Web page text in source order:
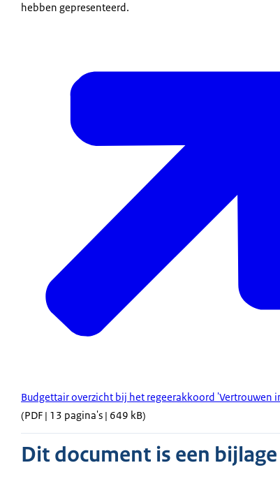
hebben gepresenteerd.
Budgettair overzicht bij het regeerakkoord 'Vertrouwen
(PDF | 13 pagina's | 649 kB)
Dit document is een